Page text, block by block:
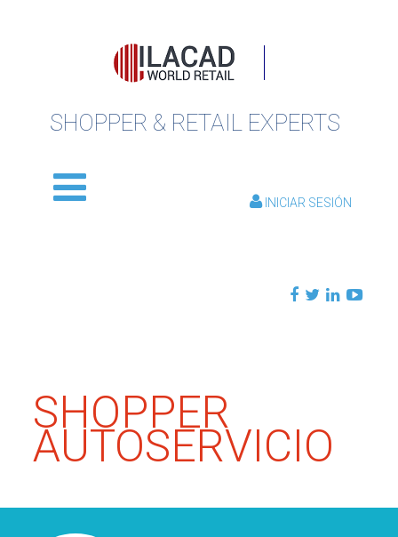
SHOPPER & RETAIL EXPERTS
INICIAR SESIÓN
SHOPPER
AUTOSERVICIO